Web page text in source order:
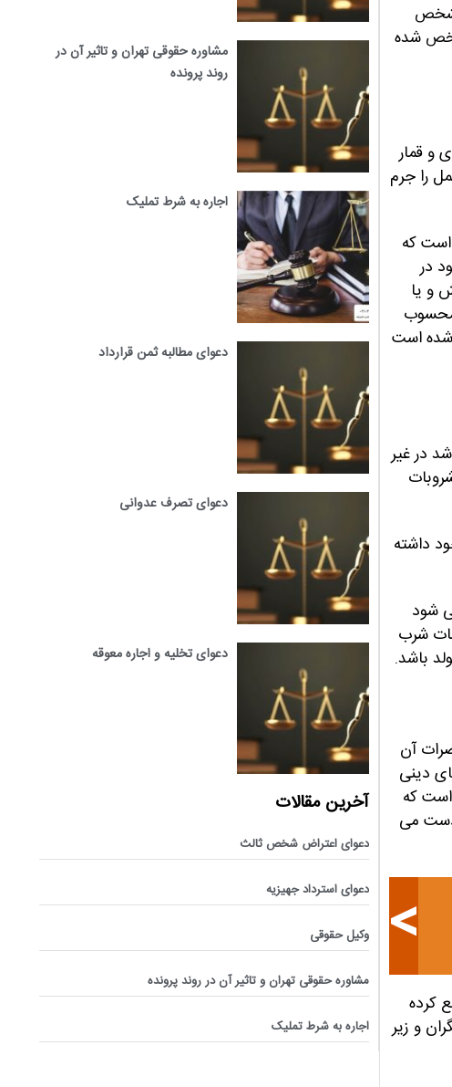
شده
خداوند شرابخواری و قمار
را جرم
است که
در
و یا
محسوب
شده است
در غیر
داشته
شود
شرب
آن
دینی
است که
دست می
کرده
و زیر
مشاوره حقوقی تهران و تاثیر آن در
روند پرونده
اجاره به شرط تملیک
دعوای مطالبه ثمن قرارداد
دعوای تصرف عدوانی
دعوای تخلیه و اجاره معوقه
آخرین مقالات
دعوای اعتراض شخص ثالث
دعوای استرداد جهیزیه
وکیل حقوقی
مشاوره حقوقی تهران و تاثیر آن در روند پرونده
اجاره به شرط تملیک